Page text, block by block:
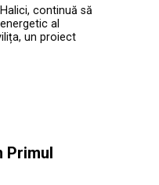
continuă să
al
un proiect